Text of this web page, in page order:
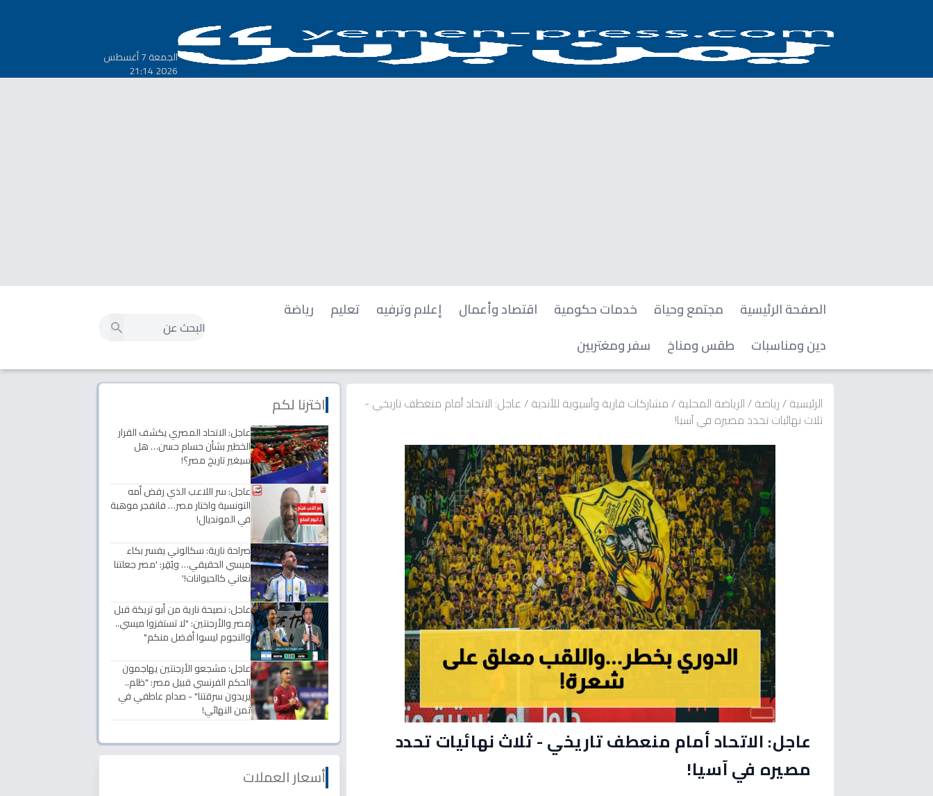
الجمعة 7 أغسطس
2026 21:14
الصفحة الرئيسية مجتمع وحياة خدمات حكومية اقتصاد وأعمال إعلام وترفيه تعليم
رياضة
دين ومناسبات
طقس ومناخ سفر ومغتربين
الرئيسية/رياضة/الرياضة المحلية/مشاركات قارية وآسيوية للأندية/عاجل: الاتحاد أمام منعطف تاريخي -
ثلاث نهائيات تحدد مصيره في آسيا!
عاجل: الاتحاد أمام منعطف تاريخي - ثلاث نهائيات تحدد
مصيره في آسيا!
اخترنا لكم
عاجل: الاتحاد المصري يكشف القرار
الخطير بشأن حسام حسن… هل
سيغير تاريخ مصر؟!
عاجل: سر اللاعب الذي رفض أمه
التونسية واختار مصر… فانفجر موهبة
في المونديال!
صراحة نارية: سكالوني يفسر بكاء
ميسي الحقيقي… ويُقِر: 'مصر جعلتنا
نعاني كالحيوانات!'
عاجل: نصيحة نارية من أبو تريكة قبل
مصر والأرجنتين: "لا تستفزوا ميسي..
والنجوم ليسوا أفضل منكم"
عاجل: مشجعو الأرجنتين يهاجمون
الحكم الفرنسي قبيل مصر: "ظلم..
يريدون سرقتنا" - صدام عاطفي في
ثمن النهائي!
أسعار العملات